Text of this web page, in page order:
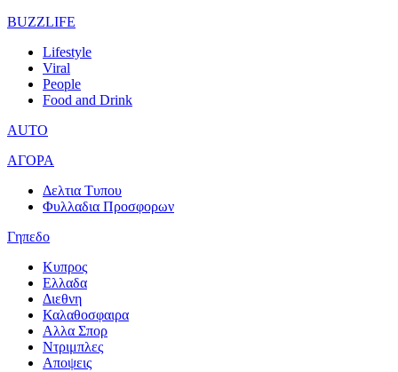
BUZZLIFE
Lifestyle
Viral
People
Food and Drink
AUTO
ΑΓΟΡΑ
Δελτια Τυπου
Φυλλαδια Προσφορων
Γηπεδο
Κυπρος
Ελλαδα
Διεθνη
Καλαθοσφαιρα
Αλλα Σπορ
Ντριμπλες
Αποψεις